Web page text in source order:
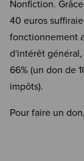
Nonfiction.
40 euros
fonctionnement
d'intérêt
66% (un don de
impôts).
Pour faire un don,